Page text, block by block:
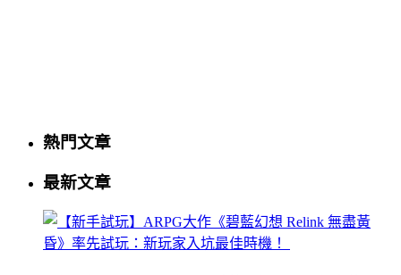
熱門文章
最新文章